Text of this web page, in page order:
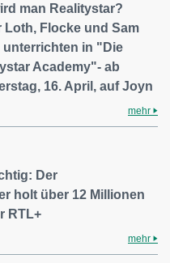
man Realitystar?
Loth, Flocke und Sam
unterrichten in "Die
Academy"- ab
16. April, auf Joyn
mehr
Der
holt über 12 Millionen
RTL+
mehr